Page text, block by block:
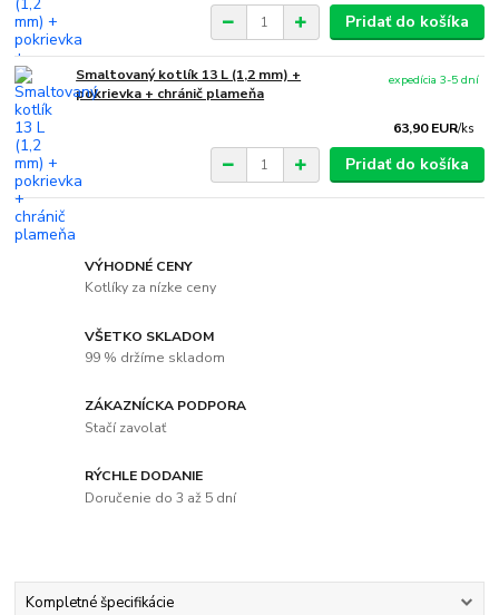
Pridať do košíka
Smaltovaný kotlík 13 L (1,2 mm) +
pokrievka + chránič plameňa
63,90 EUR/ks
expedícia 3-5 dní
Pridať do košíka
VÝHODNÉ CENY
Kotlíky za nízke ceny
VŠETKO SKLADOM
99 % držíme skladom
ZÁKAZNÍCKA PODPORA
Stačí zavolať
RÝCHLE DODANIE
Doručenie do 3 až 5 dní
Kompletné špecifikácie